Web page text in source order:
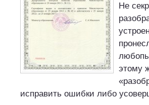
Не
этому
исправить ошибки либо